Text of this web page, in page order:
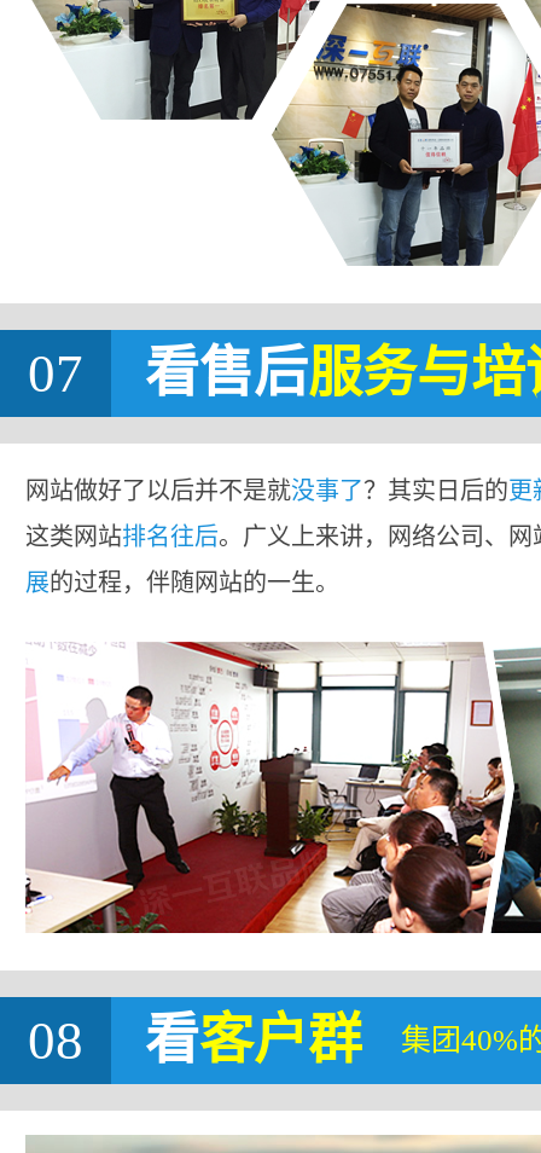
07 看售后服务与培
网站做好了以后并不是就没事了？其实日后的更
这类网站排名往后。广义上来讲，网络公司、
展的过程，伴随网站的一生。
08 看客户群 集团40%